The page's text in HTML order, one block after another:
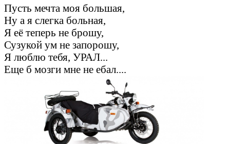
Пусть мечта моя большая,
Ну а я слегка больная,
Я её теперь не брошу,
Сузукой ум не запорошу,
Я люблю тебя, УРАЛ...
Еще б мозги мне не ебал....